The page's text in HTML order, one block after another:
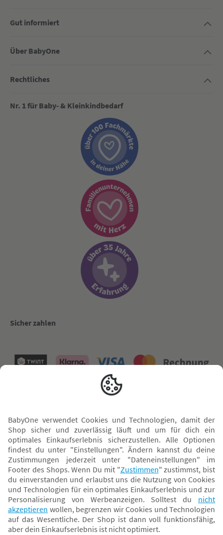
Gut informiert
Über BabyOne
Rechtliches
Nr. 1 für Baby- & Kleinkindbedarf
Sicher zahlen
* Alle Preise inkl. MwSt. und ggf. zzgl.Versandkosten. Der dargestellte Preis gilt -
abhängig von der von dir gewählten Option - im BabyOne-Onlineshop oder bei
Abholung in dem von dir gewählten BabyOne-Franchise-Betrieb. Der für den
Onlineshop geltende Preis stellt bei einem Verkauf durch unsere Franchise-
Nehmer eine unverbindliche Preisempfehlung dar. Der Verkaufspreis der